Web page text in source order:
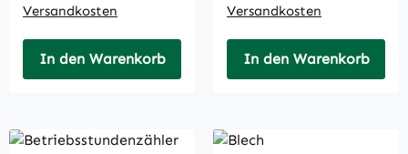
Versandkosten
In den Warenkorb
Versandkosten
In den Warenkorb